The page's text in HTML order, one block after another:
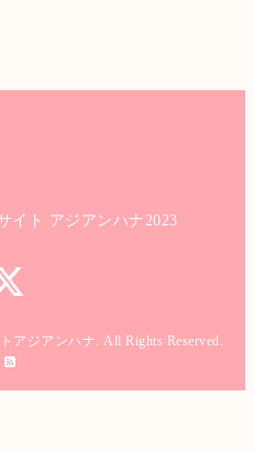
イト アジアンハナ2023
アジアンハナ. All Rights Reserved.